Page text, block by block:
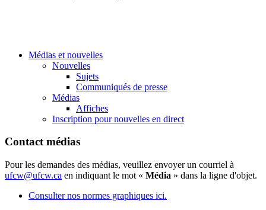
Médias et nouvelles
Nouvelles
Sujets
Communiqués de presse
Médias
Affiches
Inscription pour nouvelles en direct
Contact médias
Pour les demandes des médias, veuillez envoyer un courriel à
ufcw@ufcw.ca en indiquant le mot « Média » dans la ligne d'objet.
Consulter nos normes graphiques ici.